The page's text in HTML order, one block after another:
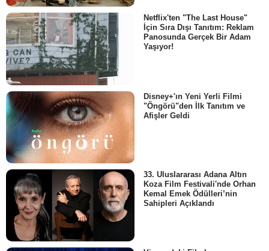
Netflix'ten "The Last House"
İçin Sıra Dışı Tanıtım: Reklam
Panosunda Gerçek Bir Adam
Yaşıyor!
Disney+'ın Yeni Yerli Filmi
"Öngörü"den İlk Tanıtım ve
Afişler Geldi
33. Uluslararası Adana Altın
Koza Film Festivali'nde Orhan
Kemal Emek Ödülleri’nin
Sahipleri Açıklandı